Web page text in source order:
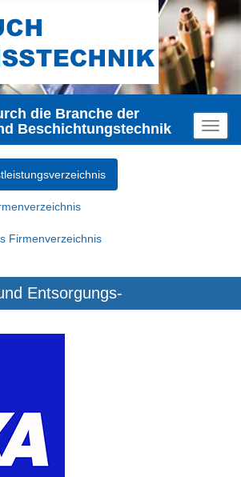
die Branche der
Beschichtungstechnik
Firmenverzeichnis
Entsorgungs-